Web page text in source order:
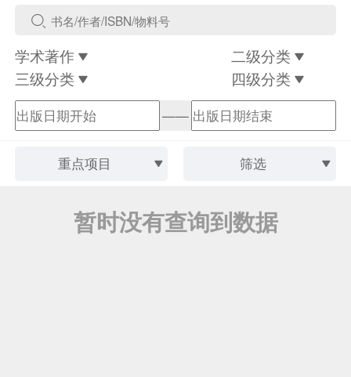
学术著作
二级分类
三级分类
四级分类
——
重点项目 筛选
暂时没有查询到数据